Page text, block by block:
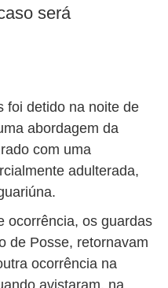
será
foi detido na noite de
abordagem da
com uma
adulterada,
ocorrência, os guardas
de Posse, retornavam
ocorrência na
avistaram, na